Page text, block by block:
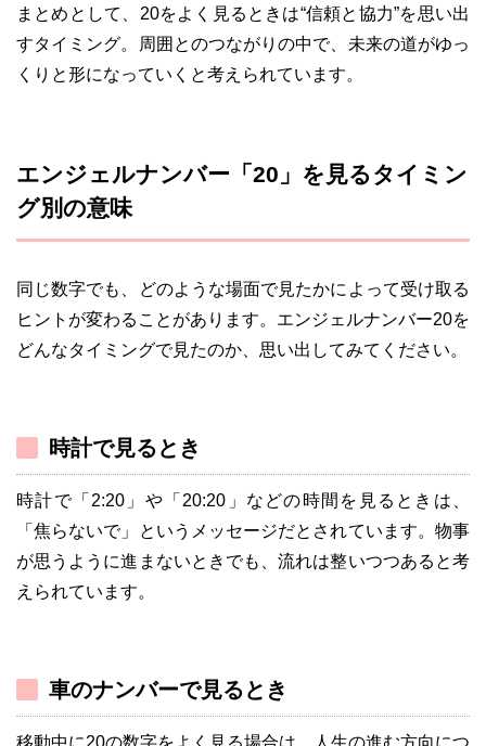
まとめとして、20をよく見るときは“信頼と協力”を思い出
すタイミング。周囲とのつながりの中で、未来の道がゆっ
くりと形になっていくと考えられています。
エンジェルナンバー「20」を見るタイミン
グ別の意味
同じ数字でも、どのような場面で見たかによって受け取る
ヒントが変わることがあります。エンジェルナンバー20を
どんなタイミングで見たのか、思い出してみてください。
時計で見るとき
時計で「2:20」や「20:20」などの時間を見るときは、
「焦らないで」というメッセージだとされています。物事
が思うように進まないときでも、流れは整いつつあると考
えられています。
車のナンバーで見るとき
移動中に20の数字をよく見る場合は、人生の進む方向につ